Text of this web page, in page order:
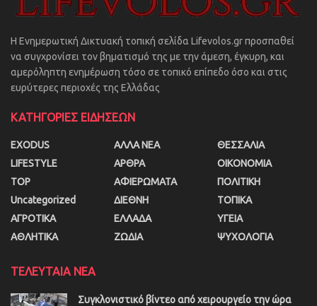
Η Ενημερωτική Δικτυακή τοπική σελίδα Lifevolos.gr προσπαθεί
να συγχρονίσει τον βηματισμό της με την άμεση, έγκυρη, και
αμερόληπτη ενημέρωση τόσο σε τοπικό επίπεδο όσο και στις
ευρύτερες περιοχές της Ελλάδας
ΚΑΤΗΓΟΡΙΕΣ ΕΙΔΗΣΕΩΝ
EXODUS
LIFESTYLE
TOP
Uncategorized
ΑΓΡΟΤΙΚΑ
ΑΘΛΗΤΙΚΑ
ΑΛΛΑ ΝΕΑ
ΑΡΘΡΑ
ΑΦΙΕΡΩΜΑΤΑ
ΔΙΕΘΝΗ
ΕΛΛΑΔΑ
ΖΩΔΙΑ
ΘΕΣΣΑΛΙΑ
ΟΙΚΟΝΟΜΙΑ
ΠΟΛΙΤΙΚΗ
ΤΟΠΙΚΑ
ΥΓΕΙΑ
ΨΥΧΟΛΟΓΙΑ
ΤΕΛΕΥΤΑΙΑ ΝΕΑ
Συγκλονιστικό βίντεο από χειρουργείο την ώρα